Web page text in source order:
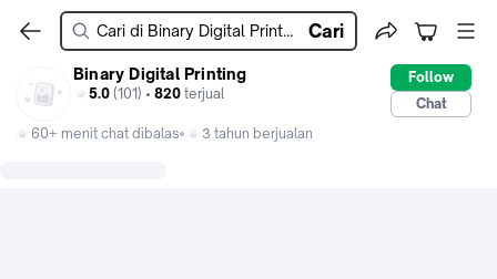
Cari
Binary Digital Printing
5.0 (101) • 820 terjual
Follow
Chat
60+ menit chat dibalas
3 tahun berjualan